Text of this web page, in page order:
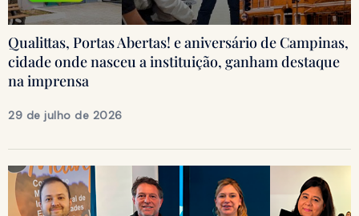
Qualittas, Portas Abertas! e aniversário de Campinas,
cidade onde nasceu a instituição, ganham destaque
na imprensa
29 de julho de 2026